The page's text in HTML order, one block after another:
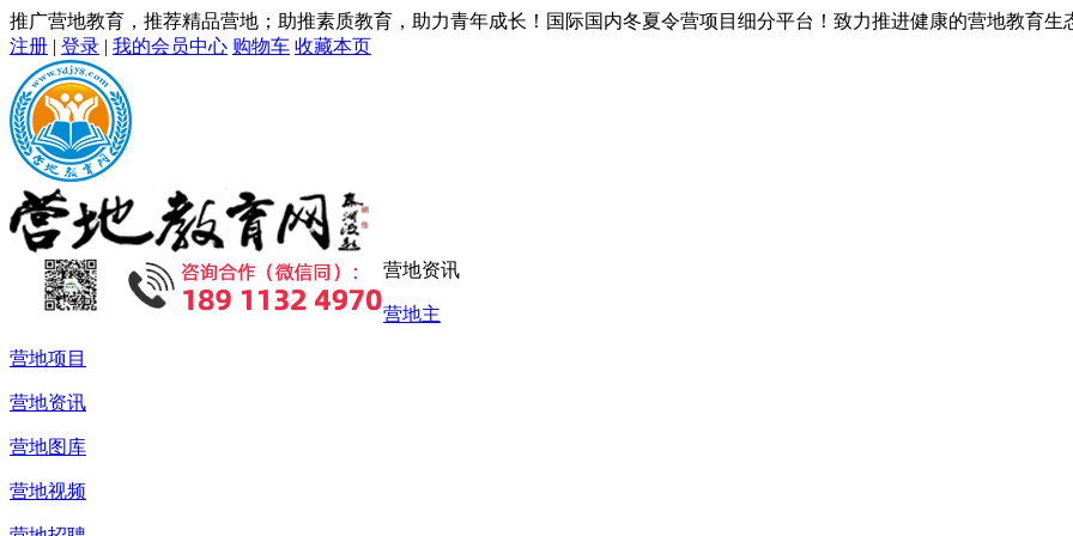
推广营地教育，推荐精品营地；助推素质教育，助力青年成长！国际国内冬夏令营项目细分平台！致力推进健康的营地教育生
注册 | 登录 | 我的会员中心 购物车 收藏本页
营地资讯
营地主
营地项目
营地资讯
营地图库
营地视频